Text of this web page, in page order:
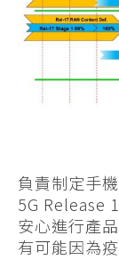
負責制定手
5G Release
安心進行產
有可能因為